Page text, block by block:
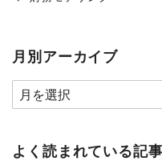
月別アーカイブ
よく読まれている記事